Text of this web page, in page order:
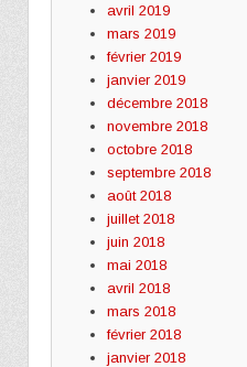
avril 2019
mars 2019
février 2019
janvier 2019
décembre 2018
novembre 2018
octobre 2018
septembre 2018
août 2018
juillet 2018
juin 2018
mai 2018
avril 2018
mars 2018
février 2018
janvier 2018